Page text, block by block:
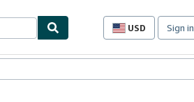
USD
Site
preferences
Sign in